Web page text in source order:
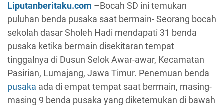
Liputanberitaku.com –Bocah SD ini temukan
puluhan benda pusaka saat bermain- Seorang bocah
sekolah dasar Sholeh Hadi mendapati 31 benda
pusaka ketika bermain disekitaran tempat
tinggalnya di Dusun Selok Awar-awar, Kecamatan
Pasirian, Lumajang, Jawa Timur. Penemuan benda
pusaka ada di empat tempat saat bermain, masing-
masing 9 benda pusaka yang diketemukan di bawah